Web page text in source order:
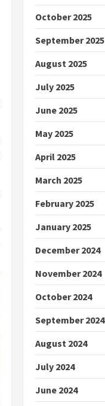
October 2025
September 2025
August 2025
July 2025
June 2025
May 2025
April 2025
March 2025
February 2025
January 2025
December 2024
November 2024
October 2024
September 2024
August 2024
July 2024
June 2024